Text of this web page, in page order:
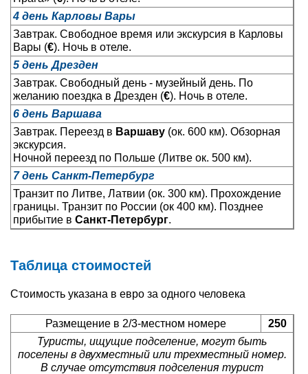
4 день Карловы Вары
Завтрак. Свободное время или экскурсия в Карловы
Вары (€). Ночь в отеле.
5 день Дрезден
Завтрак. Свободный день - музейный день. По
желанию поездка в Дрезден (€). Ночь в отеле.
6 день Варшава
Завтрак. Переезд в Варшаву (ок. 600 км). Обзорная
экскурсия.
Ночной переезд по Польше (Литве ок. 500 км).
7 день Санкт-Петербург
Транзит по Литве, Латвии (ок. 300 км). Прохождение
границы. Транзит по России (ок 400 км). Позднее
прибытие в Санкт-Петербург.
Таблица стоимостей
Стоимость указана в евро за одного человека
Размещение в 2/3-местном номере
250
Туристы, ищущие подселение, могут быть
поселены в двухместный или трехместный номер.
В случае отсутствия подселения турист